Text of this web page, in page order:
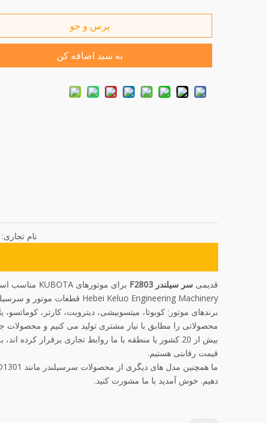
پرس و جو
به سبد اضافه کن
نام تجاری:
قدیمی سر سیلندر F2803
برای موتورهای KUBOTA مناسب است.این سرسیلندر نرمی بالایی دارد و با موتور اصلی سازگاری دارد.
Hebei Keluo Engineering Machinery قطعات موتور و سرسیلندر را تولید می کند
برندهای موتور: کوبوتا، میتسوبیشی، دیترویت، کارتر،
محصولاتی را مطابق با نیاز مشتری تولید می کنیم و
بیش از 20 کشور یا منطقه با ما روابط تجاری برقرار
قیمت رقابتی هستیم.
دهیم. خوش آمدید با ما مشورت کنید.